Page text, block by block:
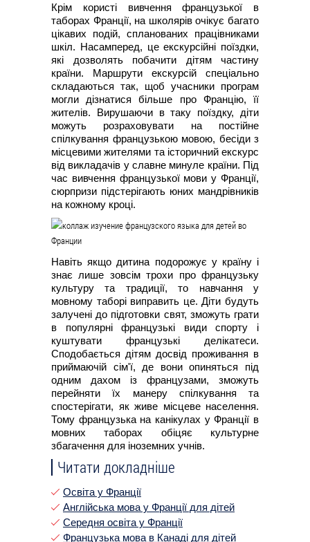
Крім користі вивчення французької в
таборах Франції, на школярів очікує багато
цікавих подій, спланованих працівниками
шкіл. Насамперед, це екскурсійні поїздки,
які дозволять побачити дітям частину
країни. Маршрути екскурсій спеціально
складаються так, щоб учасники програм
могли дізнатися більше про Францію, її
жителів. Вирушаючи в таку поїздку, діти
можуть розраховувати на постійне
спілкування французькою мовою, бесіди з
місцевими жителями та історичний екскурс
від викладачів у славне минуле країни. Під
час вивчення французької мови у Франції,
сюрпризи підстерігають юних мандрівників
на кожному кроці.
Навіть якщо дитина подорожує у країну і
знає лише зовсім трохи про французьку
культуру та традиції, то навчання у
мовному таборі виправить це. Діти будуть
залучені до підготовки свят, зможуть грати
в популярні французькі види спорту і
куштувати французькі делікатеси.
Сподобається дітям досвід проживання в
приймаючій сім'ї, де вони опиняться під
одним дахом із французами, зможуть
перейняти їх манеру спілкування та
спостерігати, як живе місцеве населення.
Тому французька на канікулах у Франції в
мовних таборах обіцяє культурне
збагачення для іноземних учнів.
Читати докладніше
Освіта у Франції
Англійська мова у Франції для дітей
Середня освіта у Франції
Французька мова в Канаді для дітей